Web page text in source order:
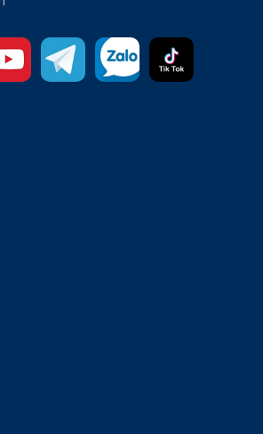
tư vào NFT âm nhạc?
tương lai của NFT âm nhạc